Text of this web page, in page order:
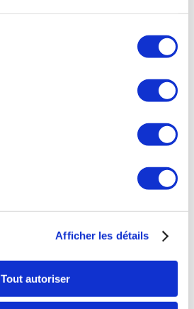
Afficher les détails
Tout autoriser